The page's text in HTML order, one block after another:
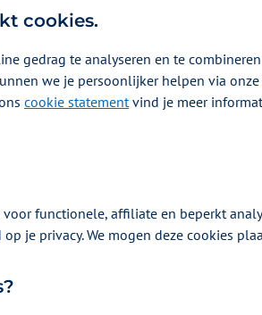
cookies.
gedrag te analyseren en te
we je persoonlijker helpen via
cookie statementvind je meer
functionele, affiliate en beperkt
je privacy. We mogen deze cookies